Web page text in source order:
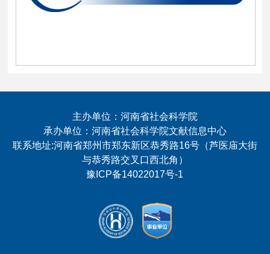
主办单位：河南省社会科学院
承办单位：河南省社会科学院文献信息中心
联系地址:河南省郑州市郑东新区恭秀路16号（芦医庙大街
与恭秀路交叉口西北角）
豫ICP备14022017号-1